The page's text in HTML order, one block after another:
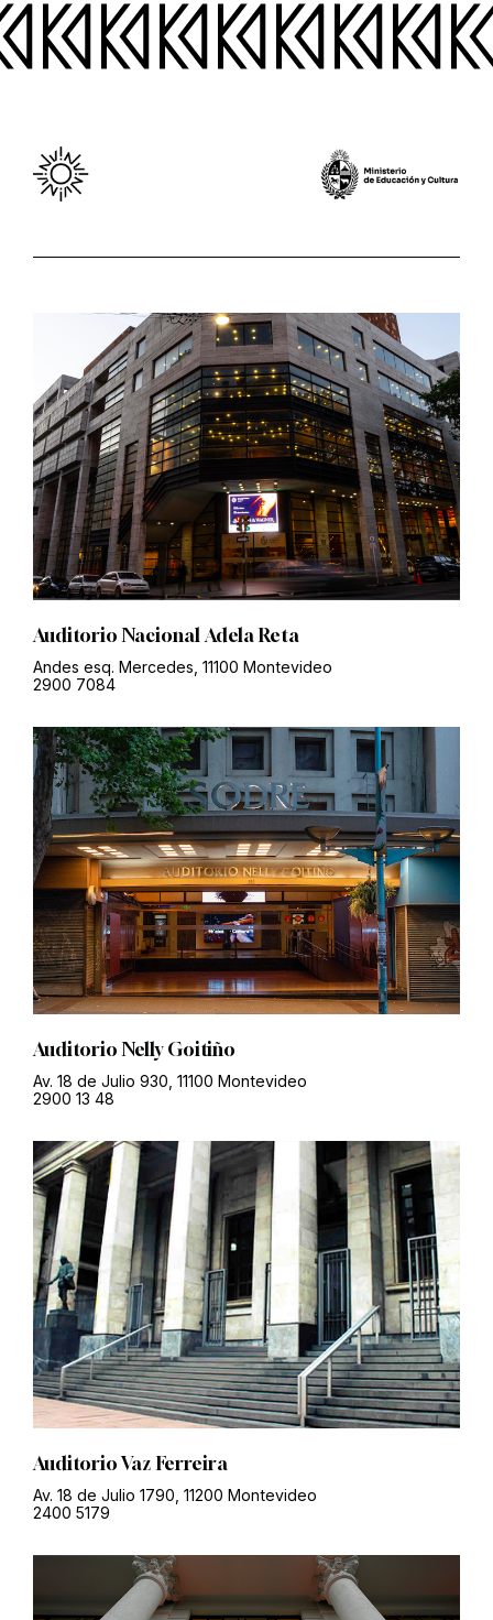
Auditorio Nacional Adela Reta
Andes esq. Mercedes, 11100 Montevideo
2900 7084
Auditorio Nelly Goitiño
Av. 18 de Julio 930, 11100 Montevideo
2900 13 48
Auditorio Vaz Ferreira
Av. 18 de Julio 1790, 11200 Montevideo
2400 5179